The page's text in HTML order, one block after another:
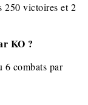
250 victoires et 2
KO ?
6 combats par